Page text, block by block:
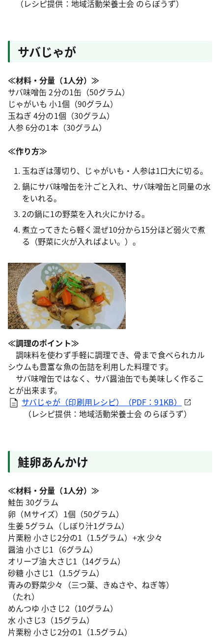
（レシピ提供：地域活動栄養士会 のらぼうず）
サバじゃが
≪材料・分量（1人分）≫
サバ味噌缶 2分の1缶（50グラム）
じゃがいも 小1個（90グラム）
玉ねぎ 4分の1個（30グラム）
人参 6分の1本（30グラム）
≪作り方≫
玉ねぎは薄切り、じゃがいも・人参は1口大に切る。
鍋にサバ味噌缶を汁ごと入れ、サバ味噌缶と同量の水
をいれる。
2の鍋に1の野菜を入れ火にかける。
煮立ってきたら軽く混ぜ10分から15分ほど弱火で煮
る（野菜に火が入ればよい。）。
≪調理のポイント≫
調味料を使わず手軽に調理でき、骨まで食べられカル
シウムも豊富な魚の缶詰を利用した料理です。
サバ味噌缶ではなく、サバ醤油缶でも美味しく作るこ
とが出来ます。
サバじゃが（印刷用レシピ）（PDF：91KB）
（レシピ提供：地域活動栄養士会 のらぼうず）
鮭卵あんかけ
≪材料・分量（1人分）≫
鮭缶 30グラム
卵（Ｍサイズ）1個（50グラム）
生姜 5グラム（しぼり汁1グラム）
片栗粉 小さじ2分の1（1.5グラム）+水 少々
醤油 小さじ1（6グラム）
オリーブ油 大さじ1（14グラム）
砂糖 小さじ1（1.5グラム）
青みの野菜少々（三つ葉、きぬさや、ねぎ等）
（たれ）
めんつゆ 小さじ2（10グラム）
水 小さじ3（15グラム）
片栗粉 小さじ2分の1（1.5グラム）